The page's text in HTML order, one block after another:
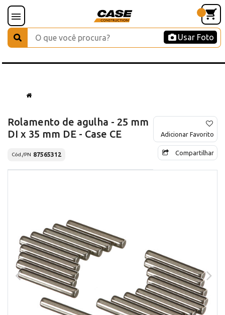
Usar Foto
Rolamento de agulha - 25 mm
DI x 35 mm DE - Case CE
Cód./PN 87565312
Adicionar Favorito
Compartilhar